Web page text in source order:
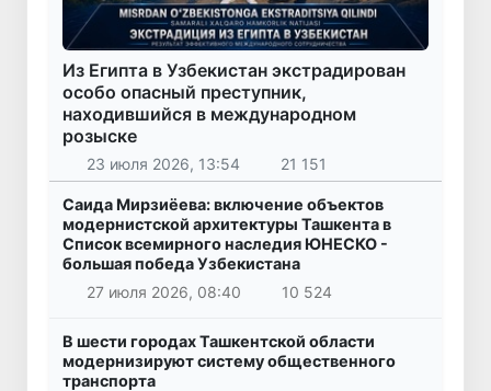
Из Египта в Узбекистан экстрадирован
особо опасный преступник,
находившийся в международном
розыске
23 июля 2026, 13:54 21 151
Саида Мирзиёева: включение объектов
модернистской архитектуры Ташкента в
Список всемирного наследия ЮНЕСКО -
большая победа Узбекистана
27 июля 2026, 08:40
10 524
В шести городах Ташкентской области
модернизируют систему общественного
транспорта